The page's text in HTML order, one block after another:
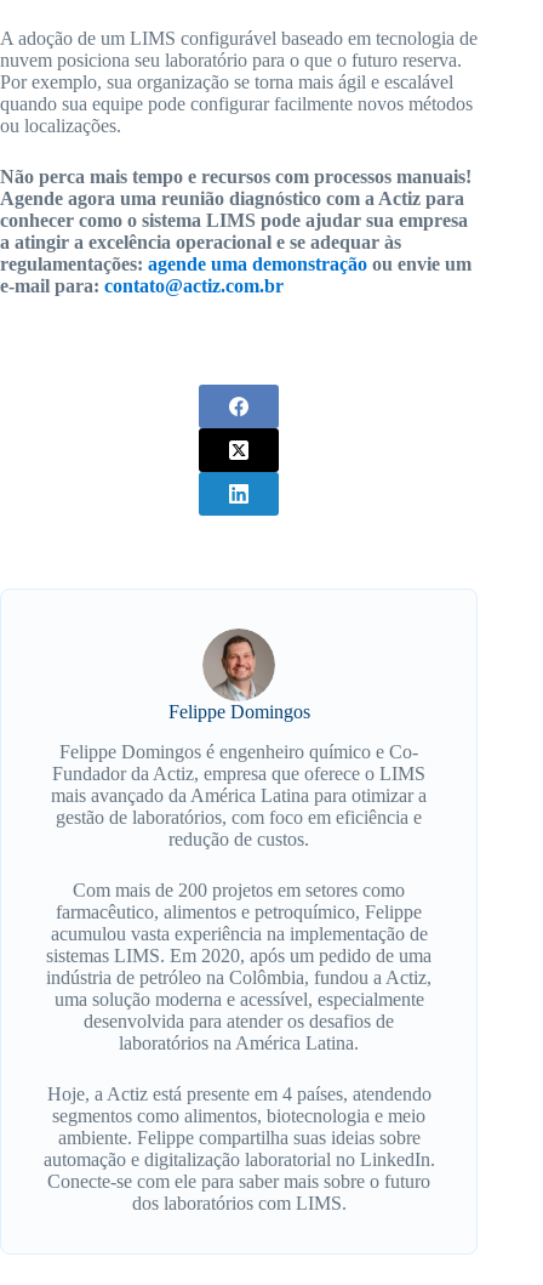
A adoção de um LIMS configurável baseado em tecnologia de
nuvem posiciona seu laboratório para o que o futuro reserva.
Por exemplo, sua organização se torna mais ágil e escalável
quando sua equipe pode configurar facilmente novos métodos
ou localizações.
Não perca mais tempo e recursos com processos manuais!
Agende agora uma reunião diagnóstico com a Actiz para
conhecer como o sistema LIMS pode ajudar sua empresa
a atingir a excelência operacional e se adequar às
regulamentações: agende uma demonstração ou envie um
e-mail para: contato@actiz.com.br
Felippe Domingos
Felippe Domingos é engenheiro químico e Co-
Fundador da Actiz, empresa que oferece o LIMS
mais avançado da América Latina para otimizar a
gestão de laboratórios, com foco em eficiência e
redução de custos.
Com mais de 200 projetos em setores como
farmacêutico, alimentos e petroquímico, Felippe
acumulou vasta experiência na implementação de
sistemas LIMS. Em 2020, após um pedido de uma
indústria de petróleo na Colômbia, fundou a Actiz,
uma solução moderna e acessível, especialmente
desenvolvida para atender os desafios de
laboratórios na América Latina.
Hoje, a Actiz está presente em 4 países, atendendo
segmentos como alimentos, biotecnologia e meio
ambiente. Felippe compartilha suas ideias sobre
automação e digitalização laboratorial no LinkedIn.
Conecte-se com ele para saber mais sobre o futuro
dos laboratórios com LIMS.